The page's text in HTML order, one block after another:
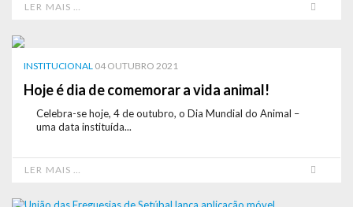
LER MAIS …
Hoje é dia de comemorar a vida animal!
INSTITUCIONAL 04 OUTUBRO 2021
Celebra-se hoje, 4 de outubro, o Dia Mundial do Animal –
uma data instituída...
LER MAIS …